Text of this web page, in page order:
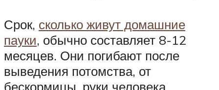
Срок, сколько живут домашние
пауки, обычно составляет 8-12
месяцев. Они погибают после
выведения потомства, от
бескормицы, руки человека.